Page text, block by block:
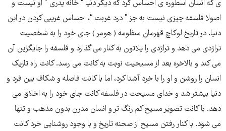
ی که انسان اسطوره ی احساس کرد که دیگر دنيا “ خانه پدری ” او نيست و
اصولا فلسفه چيزی نيست به جز ” درد غربت “، احساس غریبی کردن در این
دنیا. در تاریخ لوکاچ قهرمان منظومه ( هومر ) جای خود را به شخصيت
تراژدی می دهد و تراژدی را پلاتون به کنار می گذارد و فلسفه را جايگزين آن
می کند و بالاخره بعد از مسيحيت نوبت به کانت می رسد. کانت راه تاريک
انسان را روشن و او را با خرد آشنا کرد، اما با کانت فاصله و شکاف بين فرد و
دنيا بيشتر شد و خدای مسيحت در فلسفه کانت جای خود را به اخلاق می
دهد. با کانت تصوير مسيح کم رنگ تر و انسان مدرن بدون مذهب و تنها
می شود. با کنار رفتن مسيح از صحنه تاريخ و با وجود روشنایی خرد کانت